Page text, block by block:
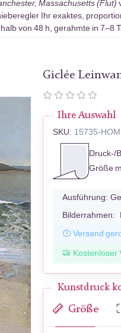
Massachusetts (Flut)
Ihr exaktes,
von 48 h, gerahmte in 7–8
Giclée
Ihre Auswahl
SKU: 15735-HOM
Druck-/
Größe
Ausführung:
Bilderrahmen:
Versand
Kostenloser
Kunstdruck
Größe